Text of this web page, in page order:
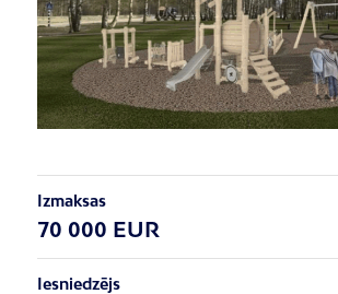
Izmaksas
70 000 EUR
Iesniedzējs